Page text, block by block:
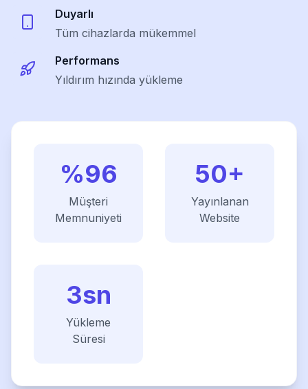
Duyarlı
Tüm cihazlarda mükemmel
Performans
Yıldırım hızında yükleme
%96
Müşteri
Memnuniyeti
50+
Yayınlanan
Website
3sn
Yükleme
Süresi